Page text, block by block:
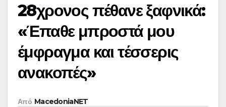
28χρονος πέθανε ξαφνικά:
«Έπαθε μπροστά μου
έμφραγμα και τέσσερις
ανακοπές»
Από MacedoniaNET